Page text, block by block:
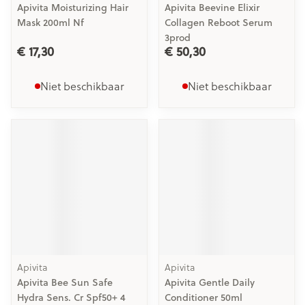
Apivita Moisturizing Hair
Mask 200ml Nf
€ 17,30
Niet beschikbaar
Apivita Beevine Elixir
Collagen Reboot Serum
3prod
€ 50,30
Niet beschikbaar
Apivita
Apivita Bee Sun Safe
Hydra Sens. Cr Spf50+ 4
Apivita
Apivita Gentle Daily
Conditioner 50ml